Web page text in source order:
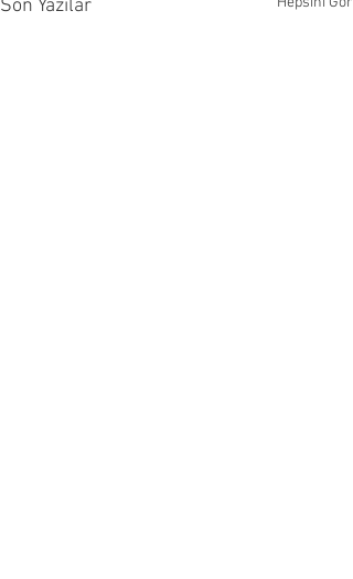
Son Yazılar